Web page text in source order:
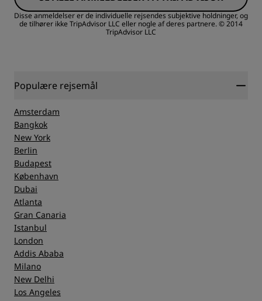
Disse anmeldelser er de individuelle rejsendes subjektive holdninger, og
de tilhører ikke TripAdvisor LLC eller nogle af deres partnere.© 2014
TripAdvisor LLC
Populære rejsemål
Amsterdam
Bangkok
New York
Berlin
Budapest
København
Dubai
Atlanta
Gran Canaria
Istanbul
London
Addis Ababa
Milano
New Delhi
Los Angeles